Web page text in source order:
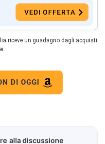
VEDI OFFERTA
riceve un guadagno dagli acquisti
DI OGGI
alla discussione